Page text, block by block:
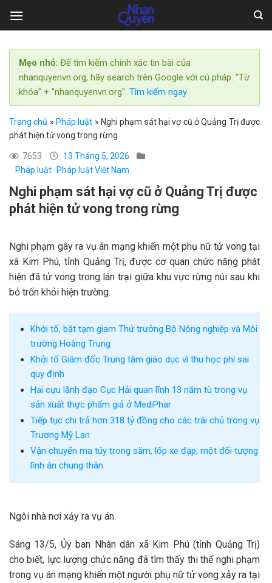
Mẹo nhỏ: Để tìm kiếm chính xác tin bài của
nhanquyenvn.org, hãy search trên Google với cú pháp: "Từ
khóa" + "nhanquyenvn.org". Tìm kiếm ngay
Trang chủ » Pháp luật » Nghi phạm sát hại vợ cũ ở Quảng Trị được
phát hiện tử vong trong rừng
7653
13 Tháng 5, 2026
Pháp luật
Pháp luật Việt Nam
Nghi phạm sát hại vợ cũ ở Quảng Trị được
phát hiện tử vong trong rừng
Nghi phạm gây ra vụ án mạng khiến một phụ nữ tử vong tại
xã Kim Phú, tỉnh Quảng Trị, được cơ quan chức năng phát
hiện đã tử vong trong lán trại giữa khu vực rừng núi sau khi
bỏ trốn khỏi hiện trường.
Khởi tố, bắt tạm giam Thứ trưởng Bộ Nông nghiệp và Môi
trường Hoàng Trung
Khởi tố Giám đốc Trung tâm giáo dục vì thu học phí sai
quy định
Hai cựu lãnh đạo Cục Hải quan lĩnh 13 năm tù trong vụ
sản xuất thực phẩm giả ở MediPhar
Tiếp tục chi trả hơn 318 tỷ đồng cho các trái chủ trong vụ
Trương Mỹ Lan
Vận chuyển ma túy trong săm, lốp xe đạp, một đối tượng
lĩnh án chung thân
Ngôi nhà nơi xảy ra vụ án.
Sáng 13/5, Ủy ban Nhân dân xã Kim Phú (tỉnh Quảng Trị)
cho biết, lực lượng chức năng đã tìm thấy thi thể nghi phạm
trong vụ án mạng khiến một người phụ nữ tử vong xảy ra tại